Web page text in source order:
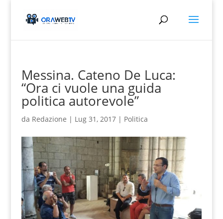
Messina. Cateno De Luca:
“Ora ci vuole una guida
politica autorevole”
da Redazione | Lug 31, 2017| Politica